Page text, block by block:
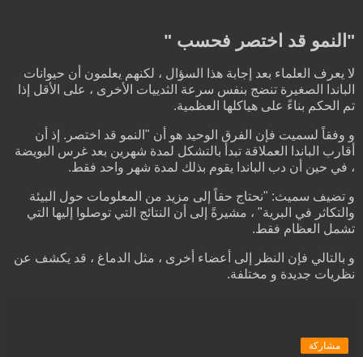
"النمو قد اختصر فحسب "
لا يعرف العلماء بعد إجابة هذا السؤال ، لكنهم يعلمون أن حيوانات
الباندا الصغيرة تنضج بنفس سرعة الثدييات الأخرى ، على الأقل إذا
تم الحكم بناءً على هياكلها العظمية.
و وفقاً لسميت فإن الفرق الوحيد هو أن "النمو قد اختصر. إذ أن
أقارب الباندا العملاقة تبدأ بالتشكل لمدة شهرين بعد غرس البويضة
، في حين أن دب الباندا يقوم بذلك لمدة شهر واحد فقط.
و تضيف سميث: "نحتاج حقاً إلى مزيد من المعلومات حول البيئة
والتكاثر في البرية" ، مشيرةً إلى أن النتائج التي توصلوا إليها التي
تشمل العظام فقط.
و بالتالي فإن النظر إلى أعضاء أخرى ، مثل الدماغ ، قد يكشف عن
نظريات جديدة و مختلفة.
مشاركة